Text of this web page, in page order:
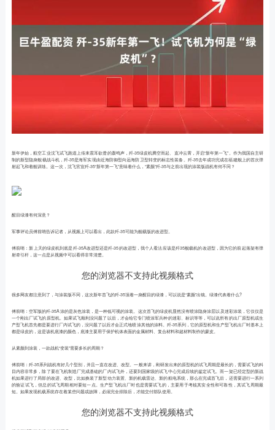
新年伊始，航空工业沈飞试飞跑道上传来震耳欲聋的轰鸣声，歼-35绿皮机腾空而起、直冲云霄，开启“新年第一飞”。作为我国自主研
制的新型隐身舰载战斗机，歼-35是海军实现由近海防御型向远海防卫型转变的标志性装备。歼-35去年成功完成在福建舰上的首次弹
射起飞和着舰训练。这一次，沈飞官宣歼-35“新年第一飞”意味着什么，“素颜”歼-35与之前出现的涂装版战机有何不同？
醒目绿漆有何深意？
军事评论员傅前哨告诉记者，从视频上可以看出，此款歼-35可能为舰载版的改进型。
傅前哨：新上天的绿皮机到底是歼-35A改进型还是歼-35的改进型，我个人看法应该是歼35舰载机的改进型，因为它的前起落架有弹
射牵引杆，这一点是从视频中可以看得非常清楚。
您的浏览器不支持此视频格式
很多网友都注意到了，与涂装版不同，这次新年首飞的歼-35顶着一身醒目的绿漆，可以说是“素颜”出镜。绿漆代表着什么?
傅前哨：空军版的歼-35A涂的是灰色涂装，是一种低可视的涂装。这次首飞的绿皮机显然没有喷涂隐身涂层以及迷彩涂装，它仅仅是
一个刚出厂试飞的原型机。如果试飞顺利没问题了以后，才会给它专门喷涂军兵种的迷彩、标识等等，可以说所有的出厂原型机或生
产型飞机首先都是要进行厂内试飞的，没问题了以后才会正式地喷涂其他的涂料。歼-35系列，它的原型机和生产型飞机出厂时基本上
都是绿皮的，这是该机底漆的颜色，底漆主要用于保护机体表面的金属材料、复合材料和超材料制作的蒙皮。
从素颜到涂装，一款战机“变装”需要多长的周期？
傅前哨：歼-35系列战机有好几个型别，并且一直在改进、改型。一般来讲，刚研发出来的原型机的试飞周期是最长的，需要试飞的科
目内容非常多，除了要在飞机制造厂完成基础的厂内试飞外，还要到国家级的试飞中心完成后续的鉴定试飞。而一架已经定型的新战
机如果进行了局部的改进、改型，比如换装了新型动力装置、新的机载雷达、新的航电系统，那么在完成首飞后，还需要进行一系列
的验证试飞，但总的试飞周期相对要短一点。生产型飞机出厂时也是需要试飞的，主要用于考核其安全性和可靠性，其试飞周期最
短。如果发现机载系统存在着某些问题或故障，必须完全排除后，才能交付部队使用。
您的浏览器不支持此视频格式